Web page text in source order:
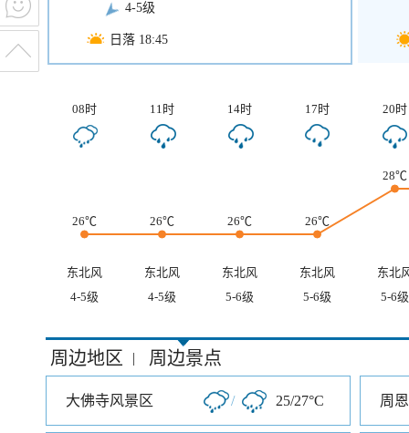
4-5级
日落 18:45
08时 11时 14时 17时 20时
26℃ 26℃ 26℃ 26℃
28℃
东北风 东北风 东北风 东北风
东北
4-5级
4-5级 5-6级 5-6级 5-6级
周边地区 | 周边景点
大佛寺风景区 / 25/27°C 周